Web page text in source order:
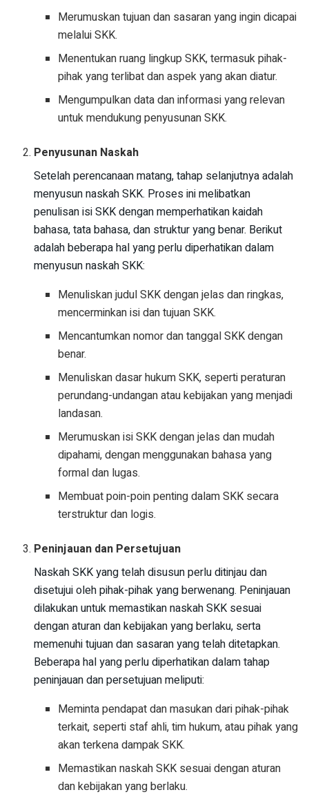
Merumuskan tujuan dan sasaran yang ingin dicapai
melalui SKK.
Menentukan ruang lingkup SKK, termasuk pihak-
pihak yang terlibat dan aspek yang akan diatur.
Mengumpulkan data dan informasi yang relevan
untuk mendukung penyusunan SKK.
Penyusunan Naskah
Setelah perencanaan matang, tahap selanjutnya adalah
menyusun naskah SKK. Proses ini melibatkan
penulisan isi SKK dengan memperhatikan kaidah
bahasa, tata bahasa, dan struktur yang benar. Berikut
adalah beberapa hal yang perlu diperhatikan dalam
menyusun naskah SKK:
Menuliskan judul SKK dengan jelas dan ringkas,
mencerminkan isi dan tujuan SKK.
Mencantumkan nomor dan tanggal SKK dengan
benar.
Menuliskan dasar hukum SKK, seperti peraturan
perundang-undangan atau kebijakan yang menjadi
landasan.
Merumuskan isi SKK dengan jelas dan mudah
dipahami, dengan menggunakan bahasa yang
formal dan lugas.
Membuat poin-poin penting dalam SKK secara
terstruktur dan logis.
Peninjauan dan Persetujuan
Naskah SKK yang telah disusun perlu ditinjau dan
disetujui oleh pihak-pihak yang berwenang. Peninjauan
dilakukan untuk memastikan naskah SKK sesuai
dengan aturan dan kebijakan yang berlaku, serta
memenuhi tujuan dan sasaran yang telah ditetapkan.
Beberapa hal yang perlu diperhatikan dalam tahap
peninjauan dan persetujuan meliputi:
Meminta pendapat dan masukan dari pihak-pihak
terkait, seperti staf ahli, tim hukum, atau pihak yang
akan terkena dampak SKK.
Memastikan naskah SKK sesuai dengan aturan
dan kebijakan yang berlaku.